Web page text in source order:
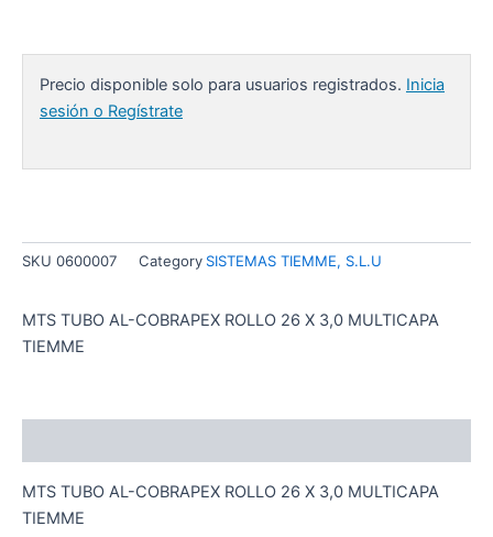
Precio disponible solo para usuarios registrados. Inicia
sesión o Regístrate
SKU 0600007 Category SISTEMAS TIEMME, S.L.U
MTS TUBO AL-COBRAPEX ROLLO 26 X 3,0 MULTICAPA
TIEMME
MTS TUBO AL-COBRAPEX ROLLO 26 X 3,0 MULTICAPA
TIEMME